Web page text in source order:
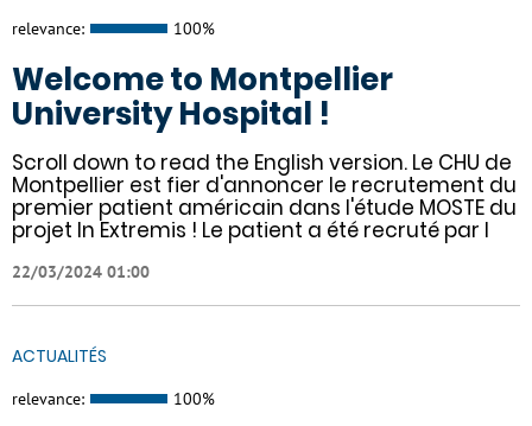
relevance: 100%
Welcome to Montpellier
University Hospital !
Scroll down to read the English version. Le CHU de
Montpellier est fier d'annoncer le recrutement du
premier patient américain dans l'étude MOSTE du
projet In Extremis ! Le patient a été recruté par l
22/03/2024 01:00
ACTUALITÉS
relevance: 100%